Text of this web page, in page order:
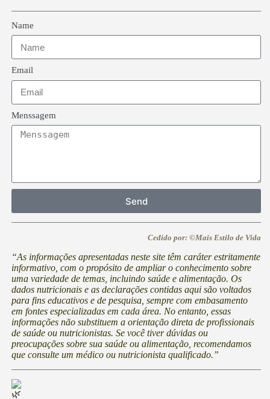
Name
Email
Menssagem
Send
Cedido por: ©Mais Estilo de Vida
“As informações apresentadas neste site têm caráter estritamente
informativo, com o propósito de ampliar o conhecimento sobre
uma variedade de temas, incluindo saúde e alimentação. Os
dados nutricionais e as declarações contidas aqui são voltados
para fins educativos e de pesquisa, sempre com embasamento
em fontes especializadas em cada área. No entanto, essas
informações não substituem a orientação direta de profissionais
de saúde ou nutricionistas. Se você tiver dúvidas ou
preocupações sobre sua saúde ou alimentação, recomendamos
que consulte um médico ou nutricionista qualificado.”